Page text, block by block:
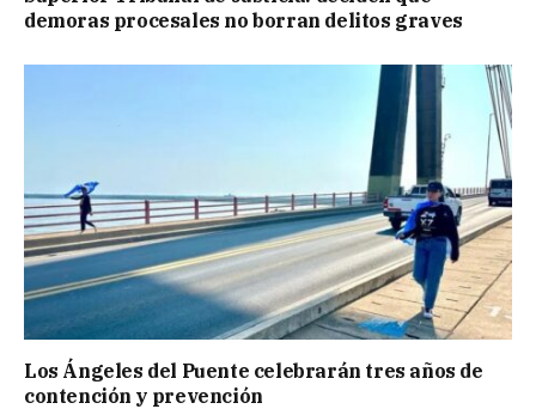
demoras procesales no borran delitos graves
Los Ángeles del Puente celebrarán tres años de
contención y prevención